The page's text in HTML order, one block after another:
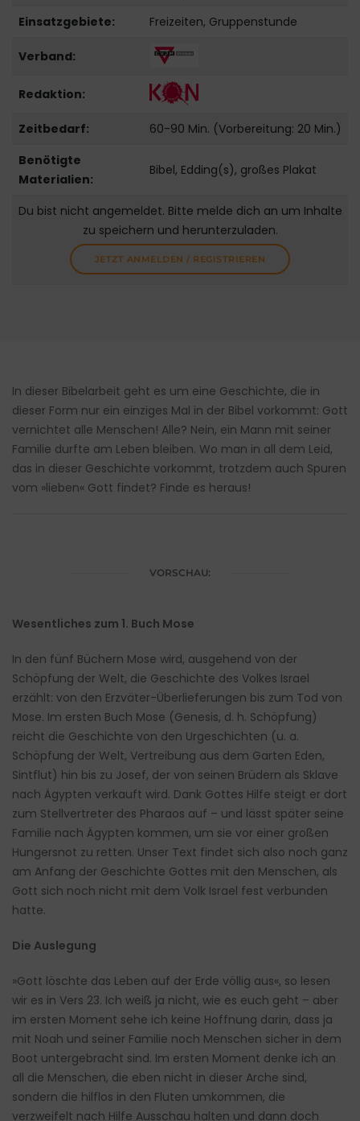
Einsatzgebiete:
Freizeiten, Gruppenstunde
Verband:
Redaktion:
Zeitbedarf:
60-90 Min. (Vorbereitung: 20 Min.)
Benötigte
Materialien:
Bibel, Edding(s), großes Plakat
Du bist nicht angemeldet. Bitte melde dich an um Inhalte
zu speichern und herunterzuladen.
JETZT ANMELDEN / REGISTRIEREN
In dieser Bibelarbeit geht es um eine Geschichte, die in
dieser Form nur ein einziges Mal in der Bibel vorkommt: Gott
vernichtet alle Menschen! Alle? Nein, ein Mann mit seiner
Familie durfte am Leben bleiben. Wo man in all dem Leid,
das in dieser Geschichte vorkommt, trotzdem auch Spuren
vom »lieben« Gott findet? Finde es heraus!
VORSCHAU:
Wesentliches zum 1. Buch Mose
In den fünf Büchern Mose wird, ausgehend von der
Schöpfung der Welt, die Geschichte des Volkes Israel
erzählt: von den Erzväter-Überlieferungen bis zum Tod von
Mose. Im ersten Buch Mose (Genesis, d. h. Schöpfung)
reicht die Geschichte von den Urgeschichten (u. a.
Schöpfung der Welt, Vertreibung aus dem Garten Eden,
Sintflut) hin bis zu Josef, der von seinen Brüdern als Sklave
nach Ägypten verkauft wird. Dank Gottes Hilfe steigt er dort
zum Stellvertreter des Pharaos auf – und lässt später seine
Familie nach Ägypten kommen, um sie vor einer großen
Hungersnot zu retten. Unser Text findet sich also noch ganz
am Anfang der Geschichte Gottes mit den Menschen, als
Gott sich noch nicht mit dem Volk Israel fest verbunden
hatte.
Die Auslegung
»Gott löschte das Leben auf der Erde völlig aus«, so lesen
wir es in Vers 23. Ich weiß ja nicht, wie es euch geht – aber
im ersten Moment sehe ich keine Hoffnung darin, dass ja
mit Noah und seiner Familie noch Menschen sicher in dem
Boot untergebracht sind. Im ersten Moment denke ich an
all die Menschen, die eben nicht in dieser Arche sind,
sondern die hilflos in den Fluten umkommen, die
verzweifelt nach Hilfe Ausschau halten und dann doch